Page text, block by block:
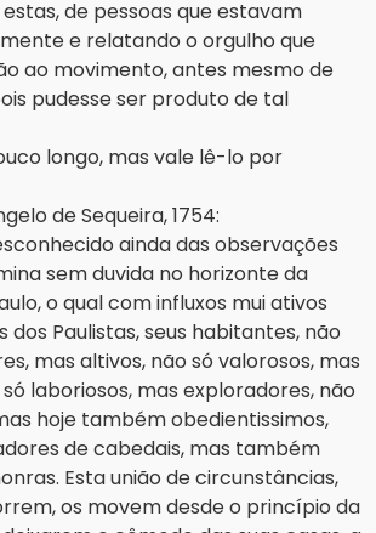
de pessoas que estavam
e relatando o orgulho que
ao movimento, antes mesmo de
pudesse ser produto de tal
longo, mas vale lê-lo por
de Sequeira, 1754:
ainda das observações
sem duvida no horizonte da
o qual com influxos mui ativos
dos Paulistas, seus habitantes, não
mas altivos, não só valorosos, mas
laboriosos, mas exploradores, não
hoje também obedientissimos,
de cabedais, mas também
Esta união de circunstâncias,
os movem desde o princípio da